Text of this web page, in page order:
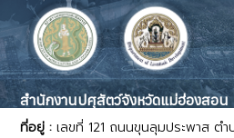
สำนักงานปศุสัตว์จังหวัดแม่ฮ่องสอน
ที่อยู่ :เลขที่ 121 ถนนขุนลุมประพาส ตำ